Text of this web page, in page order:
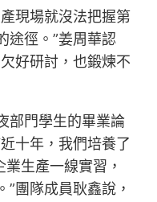
現場就沒法把握第
途徑。”姜周華認
好研討，也鍛煉不
部門學生的畢業論
十年，我們培養了
生產一線實習，
團隊成員耿鑫說，